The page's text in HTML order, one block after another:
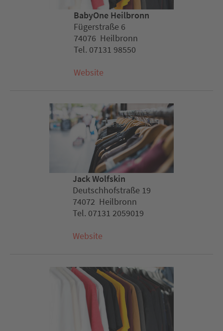
BabyOne Heilbronn
Fügerstraße 6
74076 Heilbronn
Tel. 07131 98550
Website
Jack Wolfskin
Deutschhofstraße 19
74072 Heilbronn
Tel. 07131 2059019
Website